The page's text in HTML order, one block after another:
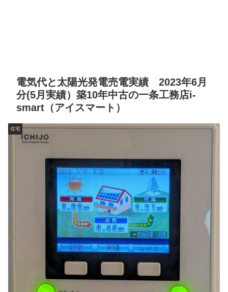
電気代と太陽光発電売電実績 2023年6月
分(5月実績）築10年中古の一条工務店i-
smart（アイスマート）
住宅